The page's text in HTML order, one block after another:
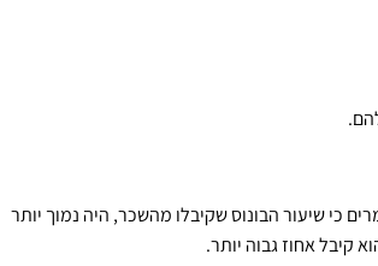
כי שיעור הבונוס שקיבלו מהשכר, היה נמוך יותר
אחוז גבוה יותר.